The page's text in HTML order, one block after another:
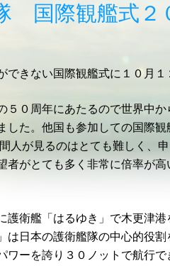
国際観艦式２
できない国際観艦式に１０月
５０周年にあたるので世界中
した。他国も参加しての国際
人が見るのはとても難しく、
者がとても多く非常に倍率が
護衛艦「はるゆき」で木更津
は日本の護衛艦隊の中心的役
ワーを誇り３０ノットで航行
集情報’